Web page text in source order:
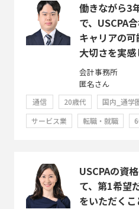
働きながら3
で、USCPA
キャリアの
大切さを実感
会計事務所
匿名さん
通信 20歳代 国内_通学
サービス業
転職・就職
USCPAの資
て、第1希望
をいただくこ